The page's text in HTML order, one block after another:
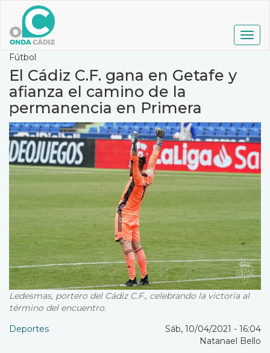
contenido
principal
Fútbol
El Cádiz C.F. gana en Getafe y
afianza el camino de la
permanencia en Primera
Ledesmas, portero del Cádiz C.F., celebrando la victoria al
término del encuentro.
Deportes
Sáb, 10/04/2021 - 16:04
Natanael Bello